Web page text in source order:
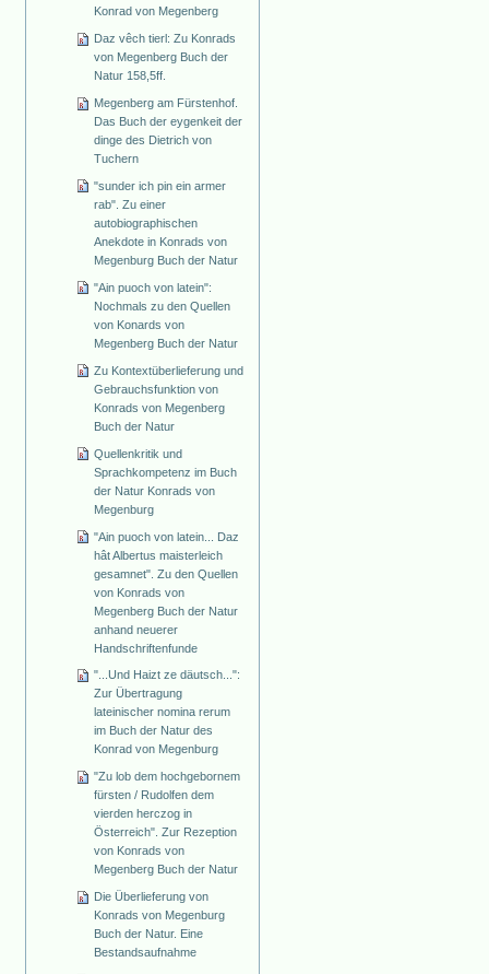
Konrad von Megenberg
Daz vêch tierl: Zu Konrads
von Megenberg Buch der
Natur 158,5ff.
Megenberg am Fürstenhof.
Das Buch der eygenkeit der
dinge des Dietrich von
Tuchern
"sunder ich pin ein armer
rab". Zu einer
autobiographischen
Anekdote in Konrads von
Megenburg Buch der Natur
"Ain puoch von latein":
Nochmals zu den Quellen
von Konards von
Megenberg Buch der Natur
Zu Kontextüberlieferung und
Gebrauchsfunktion von
Konrads von Megenberg
Buch der Natur
Quellenkritik und
Sprachkompetenz im Buch
der Natur Konrads von
Megenburg
"Ain puoch von latein... Daz
hât Albertus maisterleich
gesamnet". Zu den Quellen
von Konrads von
Megenberg Buch der Natur
anhand neuerer
Handschriftenfunde
"...Und Haizt ze däutsch...":
Zur Übertragung
lateinischer nomina rerum
im Buch der Natur des
Konrad von Megenburg
"Zu lob dem hochgebornem
fürsten / Rudolfen dem
vierden herczog in
Österreich". Zur Rezeption
von Konrads von
Megenberg Buch der Natur
Die Überlieferung von
Konrads von Megenburg
Buch der Natur. Eine
Bestandsaufnahme